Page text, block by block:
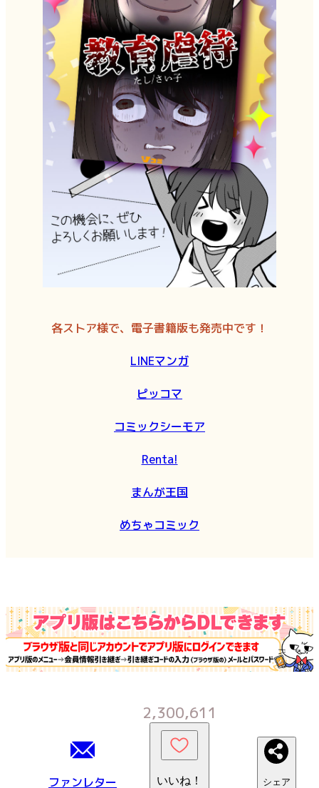
各ストア様で、電子書籍版も発売中です！
LINEマンガ
ピッコマ
コミックシーモア
Renta!
まんが王国
めちゃコミック
ファンレター
2,300,611
いいね！ シェア